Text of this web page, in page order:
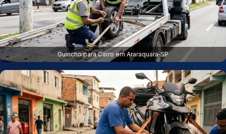
Guincho para Carro em Araraquara‑SP